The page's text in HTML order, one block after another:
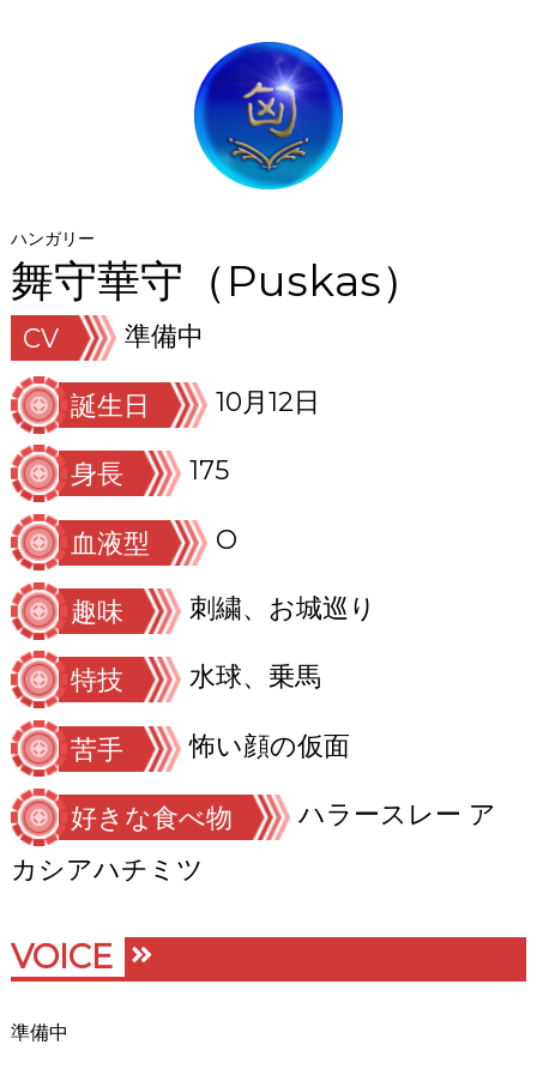
ハンガリー
舞守華守（Puskas）
CV 準備中
誕生日 10月12日
身長 175
血液型 O
趣味 刺繍、お城巡り
特技 水球、乗馬
苦手 怖い顔の仮面
好きな食べ物
ハラースレー ア
カシアハチミツ
VOICE
準備中